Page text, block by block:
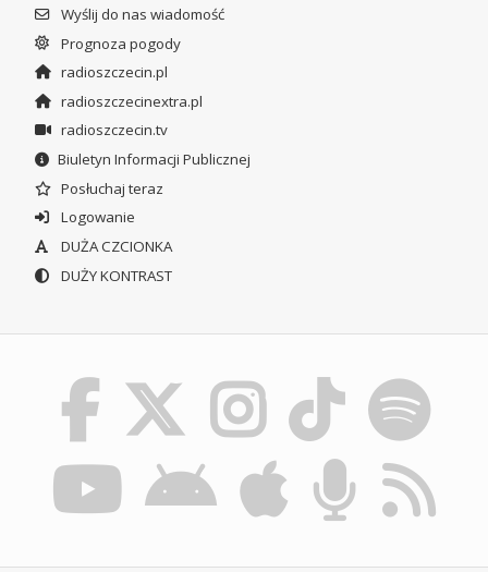
Wyślij do nas wiadomość
Prognoza pogody
radioszczecin.pl
radioszczecinextra.pl
radioszczecin.tv
Biuletyn Informacji Publicznej
Posłuchaj teraz
Logowanie
DUŻA CZCIONKA
DUŻY KONTRAST